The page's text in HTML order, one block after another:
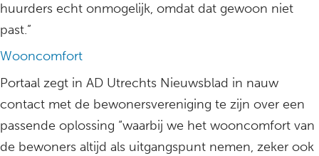
huurders echt onmogelijk, omdat dat gewoon niet
past.”
Wooncomfort
Portaal zegt in AD Utrechts Nieuwsblad in nauw
contact met de bewonersvereniging te zijn over een
passende oplossing “waarbij we het wooncomfort van
de bewoners altijd als uitgangspunt nemen, zeker ook